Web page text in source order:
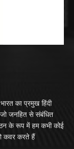
का प्रमुख हिंदी
जो जनहित से संबंधित
के रूप में हम कभी कोई
कवर करते हैं